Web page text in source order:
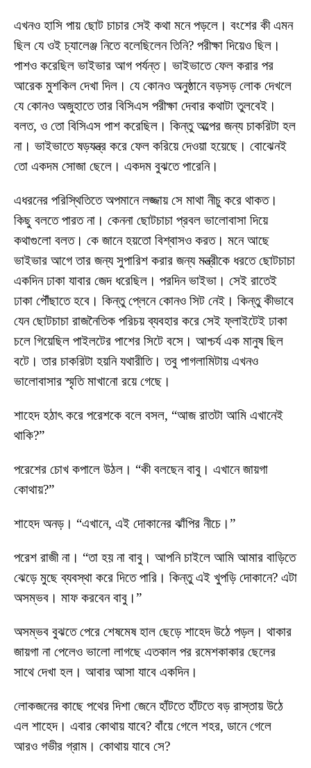
এখনও হাসি পায় ছোট চাচার সেই কথা মনে পড়লে। বংশের কী এমন
ছিল যে ওই চ্যালেঞ্জ নিতে বলেছিলেন তিনি? পরীক্ষা দিয়েও ছিল।
পাশও করেছিল ভাইভার আগ পর্যন্ত। ভাইভাতে ফেল করার পর
আরেক মুশকিল দেখা দিল। যে কোনও অনুষ্ঠানে বড়সড় লোক দেখলে
যে কোনও অজুহাতে তার বিসিএস পরীক্ষা দেবার কথাটা তুলবেই।
বলত, ও তো বিসিএস পাশ করেছিল। কিন্তু অল্পের জন্য চাকরিটা হল
না। ভাইভাতে ষড়যন্ত্র করে ফেল করিয়ে দেওয়া হয়েছে। বোঝেনই
তো একদম সোজা ছেলে। একদম বুঝতে পারেনি।
এধরনের পরিস্থিতিতে অপমানে লজ্জায় সে মাথা নীচু করে থাকত।
কিছু বলতে পারত না। কেননা ছোটচাচা প্রবল ভালোবাসা দিয়ে
কথাগুলো বলত। কে জানে হয়তো বিশ্বাসও করত। মনে আছে
ভাইভার আগে তার জন্য সুপারিশ করার জন্য মন্ত্রীকে ধরতে ছোটচাচা
একদিন ঢাকা যাবার জেদ ধরেছিল। পরদিন ভাইভা। সেই রাতেই
ঢাকা পৌঁছাতে হবে। কিন্তু প্লেনে কোনও সিট নেই। কিন্তু কীভাবে
যেন ছোটচাচা রাজনৈতিক পরিচয় ব্যবহার করে সেই ফ্লাইটেই ঢাকা
চলে গিয়েছিল পাইলটের পাশের সিটে বসে। আশ্চর্য এক মানুষ ছিল
বটে। তার চাকরিটা হয়নি যথারীতি। তবু পাগলামিটায় এখনও
ভালোবাসার স্মৃতি মাখানো রয়ে গেছে।
শাহেদ হঠাৎ করে পরেশকে বলে বসল, “আজ রাতটা আমি এখানেই
থাকি?”
পরেশের চোখ কপালে উঠল। “কী বলছেন বাবু। এখানে জায়গা
কোথায়?”
শাহেদ অনড়। “এখানে, এই দোকানের ঝাঁপির নীচে।”
পরেশ রাজী না। “তা হয় না বাবু। আপনি চাইলে আমি আমার বাড়িতে
ঝেড়ে মুছে ব্যবস্থা করে দিতে পারি। কিন্তু এই খুপড়ি দোকানে? এটা
অসম্ভব। মাফ করবেন বাবু।”
অসম্ভব বুঝতে পেরে শেষমেষ হাল ছেড়ে শাহেদ উঠে পড়ল। থাকার
জায়গা না পেলেও ভালো লাগছে এতকাল পর রমেশকাকার ছেলের
সাথে দেখা হল। আবার আসা যাবে একদিন।
লোকজনের কাছে পথের দিশা জেনে হাঁটতে হাঁটতে বড় রাস্তায় উঠে
এল শাহেদ। এবার কোথায় যাবে? বাঁয়ে গেলে শহর, ডানে গেলে
আরও গভীর গ্রাম। কোথায় যাবে সে?